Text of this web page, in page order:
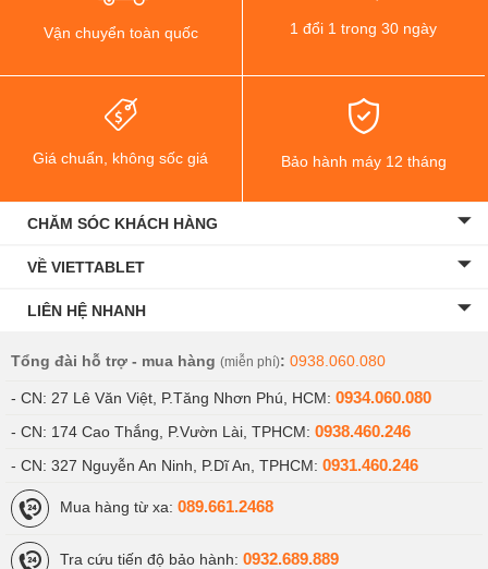
Vận chuyển toàn quốc 1 đổi 1 trong 30 ngày
Giá chuẩn, không sốc giá Bảo hành máy 12 tháng
CHĂM SÓC KHÁCH HÀNG
VỀ VIETTABLET
LIÊN HỆ NHANH
Tổng đài hỗ trợ - mua hàng (miễn phí): 0938.060.080
- CN: 27 Lê Văn Việt, P.Tăng Nhơn Phú, HCM: 0934.060.080
- CN: 174 Cao Thắng, P.Vườn Lài, TPHCM: 0938.460.246
- CN: 327 Nguyễn An Ninh, P.Dĩ An, TPHCM: 0931.460.246
Mua hàng từ xa: 089.661.2468
Tra cứu tiến độ bảo hành: 0932.689.889